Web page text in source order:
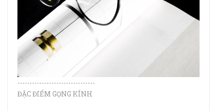
--------------------------------
ĐẶC ĐIỂM GỌNG KÍNH